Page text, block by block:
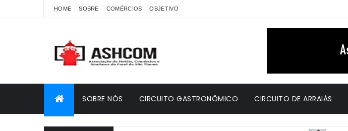
HOME SOBRE COMÉRCIOS OBJETIVO
SOBRE NÓS CIRCUITO GASTRONÔMICO CIRCUITO DE ARRAIÁS